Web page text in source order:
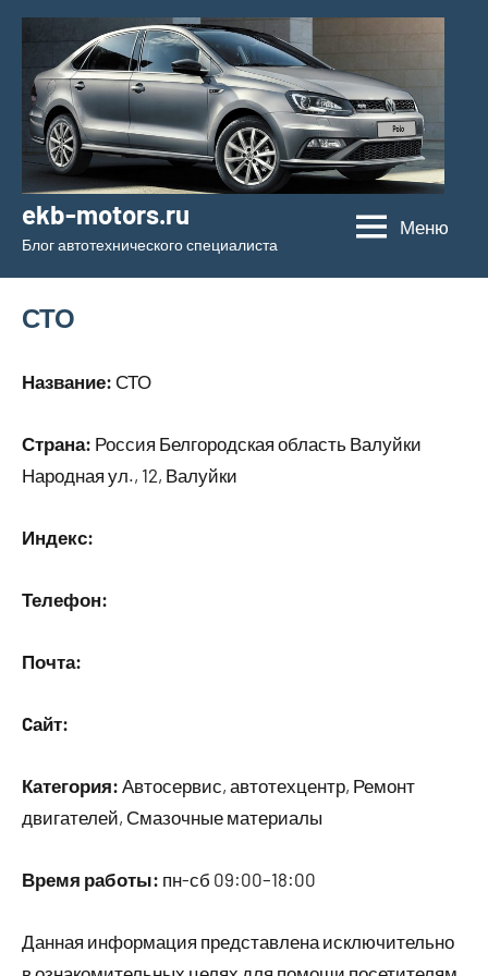
Перейти
содержимому
ekb-motors.ru
Блог автотехнического специалиста
Меню
СТО
Название: СТО
Страна: Россия Белгородская область Валуйки
Народная ул., 12, Валуйки
Индекс:
Телефон:
Почта:
Cайт:
Категория: Автосервис, автотехцентр, Ремонт
двигателей, Смазочные материалы
Время работы: пн-сб 09:00–18:00
Данная информация представлена исключительно